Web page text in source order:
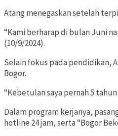
Atang menegaskan setelah
“Kami berharap di bulan Juni
(10/9/2024).
Selain fokus pada pendidikan,
Bogor.
“Kebetulan saya pernah 5
Dalam program kerjanya,
hotline 24 jam, serta “Bogor